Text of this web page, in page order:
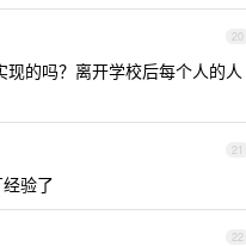
20
现的吗？离开学校后每个人的人
21
验了
22